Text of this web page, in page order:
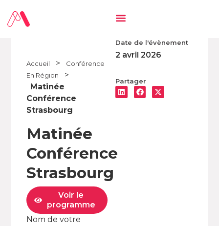
Accueil >
Conférence
En Région
>
Matinée
Conférence
Strasbourg
Matinée
Conférence
Strasbourg
Voir le
programme
Nom de votre
Date de l'évènement
2 avril 2026
Partager